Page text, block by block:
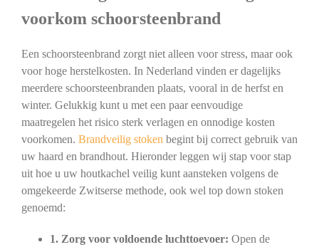
voorkom schoorsteenbrand
Een schoorsteenbrand zorgt niet alleen voor stress, maar ook
voor hoge herstelkosten. In Nederland vinden er dagelijks
meerdere schoorsteenbranden plaats, vooral in de herfst en
winter. Gelukkig kunt u met een paar eenvoudige
maatregelen het risico sterk verlagen en onnodige kosten
voorkomen. Brandveilig stoken begint bij correct gebruik van
uw haard en brandhout. Hieronder leggen wij stap voor stap
uit hoe u uw houtkachel veilig kunt aansteken volgens de
omgekeerde Zwitserse methode, ook wel top down stoken
genoemd:
1. Zorg voor voldoende luchttoevoer: Open de